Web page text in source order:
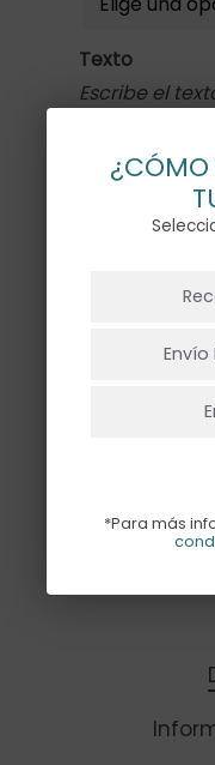
Texto
Escribe el
FUCHSIA CON
Añadir
¿CÓMO
*Para más